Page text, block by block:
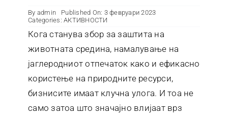
By admin
Published On: 3 февруари 2023
Categories:АКТИВНОСТИ
Кога станува збор за заштита на
животната средина, намалување на
јаглеродниот отпечаток како и ефикасно
користење на природните ресурси,
бизнисите имаат клучна улога. И тоа не
само затоа што значајно влијаат врз